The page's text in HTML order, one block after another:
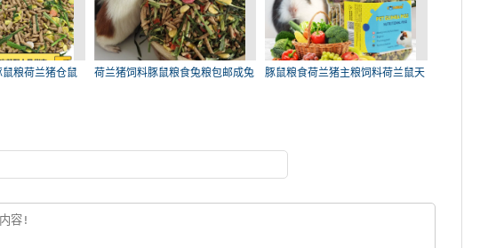
粮荷兰猪仓鼠
荷兰猪饲料豚鼠粮食兔粮包邮成兔
豚鼠粮食荷兰猪主粮饲料荷兰鼠天